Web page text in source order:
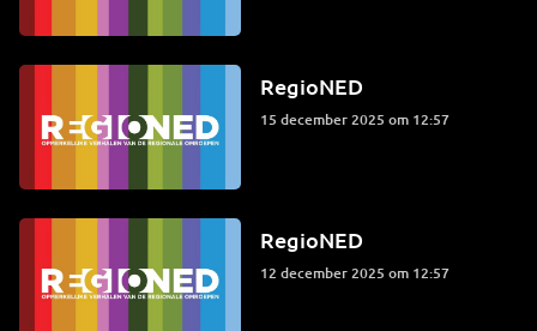
RegioNED
15 december 2025 om 12:57
RegioNED
12 december 2025 om 12:57